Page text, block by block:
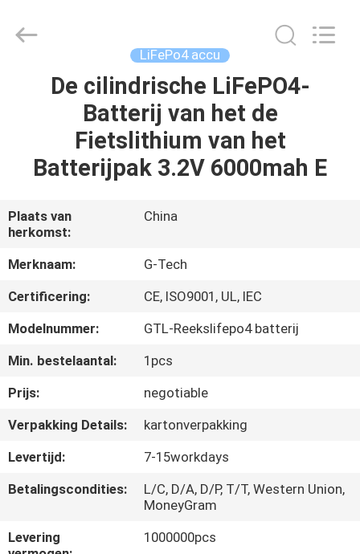
THUIS
PRODUCTEN
ONS
FABRIEKSTOCHT
KWALITEITSCONTROLE
NEEM
CONTACT
MET
ONS
OP
NIEUWS
POWER
GROUP.
LiFePo4 accu
De cilindrische LiFePO4-
Batterij van het de
Fietslithium van het
Batterijpak 3.2V 6000mah E
Plaats van
herkomst:
China
Merknaam:
G-Tech
Certificering:
CE, ISO9001, UL, IEC
Modelnummer:
GTL-Reekslifepo4 batterij
Min. bestelaantal:
1pcs
Prijs:
negotiable
Verpakking Details:
kartonverpakking
Levertijd:
7-15workdays
Betalingscondities:
L/C, D/A, D/P, T/T, Western Union,
MoneyGram
Levering
1000000pcs